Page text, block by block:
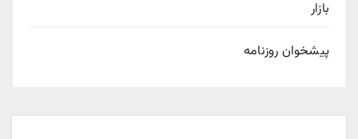
بازار
پیشخوان روزنامه